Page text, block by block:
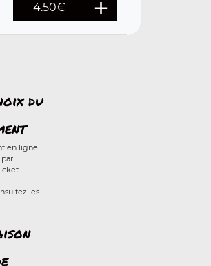
4.50€
du
en ligne
les